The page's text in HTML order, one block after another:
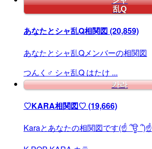
乱Q
あなたとシャ乱Q相関図 (20,859)
あなたとシャ乱Qメンバーの相関図
つんく♂ シャ乱Q はたけ ...
카라
♡KARA相関図♡ (19,666)
Karaとあなたの相関図です(☝ ՞ਊ ՞)☝